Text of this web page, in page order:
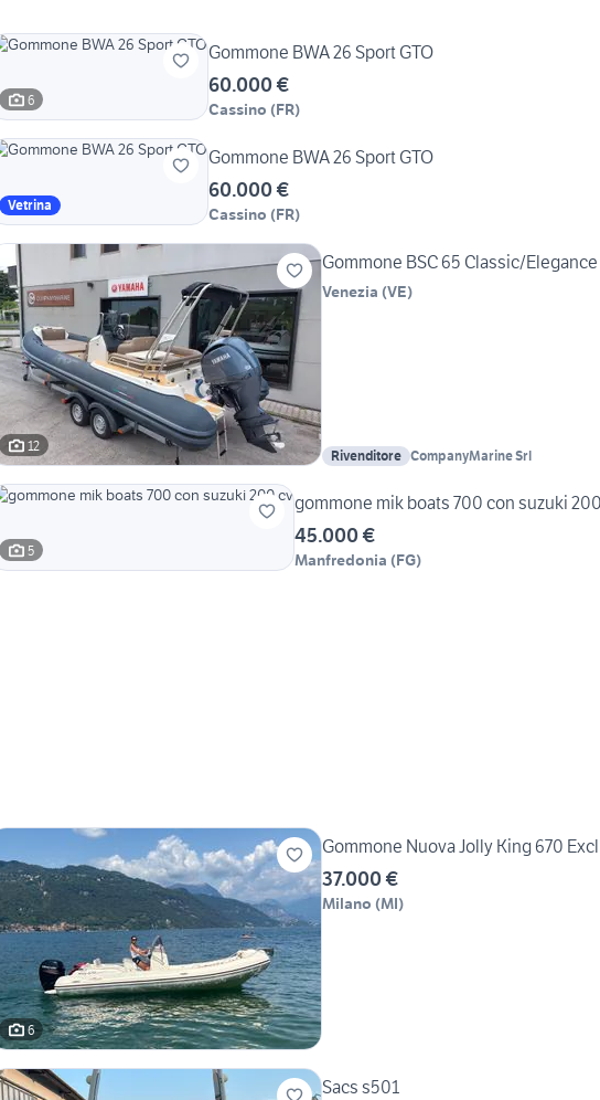
6
Gommone BWA 26 Sport GTO
60.000 €
Cassino (FR)
Vetrina
Gommone BWA 26 Sport GTO
60.000 €
Cassino (FR)
12
Gommone BSC 65 Classic/
Venezia (VE)
Rivenditore CompanyMarine Srl
5
gommone mik boats 700 con suzuki
45.000 €
Manfredonia (FG)
6
Gommone Nuova Jolly King 670
37.000 €
Milano (MI)
Sacs s501